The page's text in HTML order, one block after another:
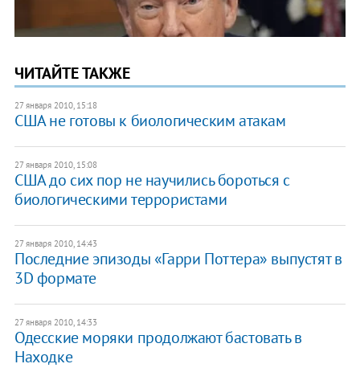
ЧИТАЙТЕ ТАКЖЕ
27 января 2010, 15:18
США не готовы к биологическим атакам
27 января 2010, 15:08
США до сих пор не научились бороться с
биологическими террористами
27 января 2010, 14:43
Последние эпизоды «Гарри Поттера» выпустят в
3D формате
27 января 2010, 14:33
Одесские моряки продолжают бастовать в
Находке